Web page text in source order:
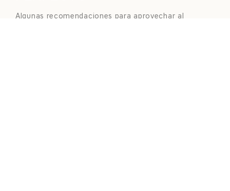
Algunas recomendaciones para aprovechar al